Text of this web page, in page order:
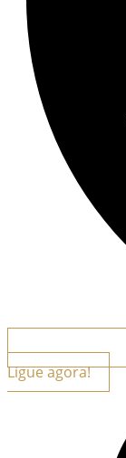
Ligue agora!